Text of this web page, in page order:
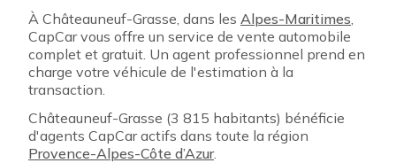
À Châteauneuf-Grasse, dans les Alpes-Maritimes,
CapCar vous offre un service de vente automobile
complet et gratuit. Un agent professionnel prend en
charge votre véhicule de l'estimation à la
transaction.
Châteauneuf-Grasse (3 815 habitants) bénéficie
d'agents CapCar actifs dans toute la région
Provence-Alpes-Côte d’Azur.